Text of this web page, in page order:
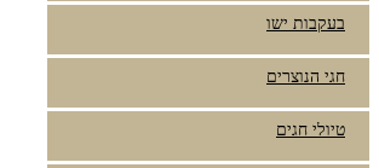
בעקבות ישו
חגי הנוצרים
טיולי חגים